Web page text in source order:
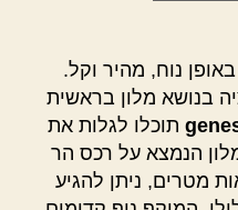
נוח, מהיר וקל.
בנושא מלון בראשית
תוכלו לגלות את
הנמצא על רכס הר
מטרים, ניתן להגיע